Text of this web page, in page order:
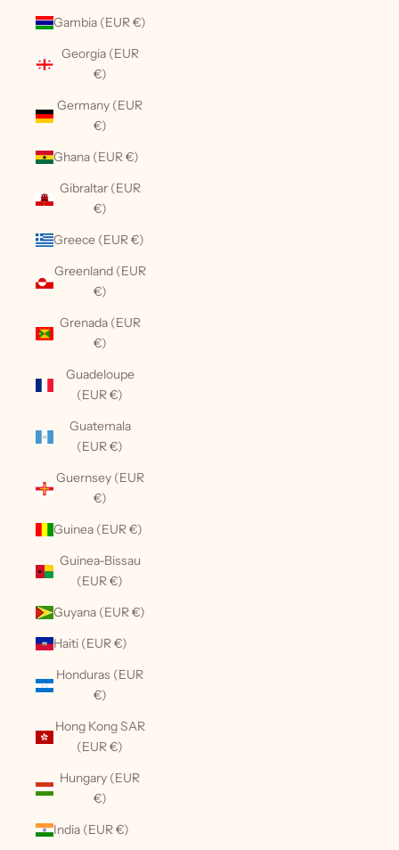
Gambia (EUR €)
Georgia (EUR
€)
Germany (EUR
€)
Ghana (EUR €)
Gibraltar (EUR
€)
Greece (EUR €)
Greenland (EUR
€)
Grenada (EUR
€)
Guadeloupe
(EUR €)
Guatemala
(EUR €)
Guernsey (EUR
€)
Guinea (EUR €)
Guinea-Bissau
(EUR €)
Guyana (EUR €)
Haiti (EUR €)
Honduras (EUR
€)
Hong Kong SAR
(EUR €)
Hungary (EUR
€)
India (EUR €)